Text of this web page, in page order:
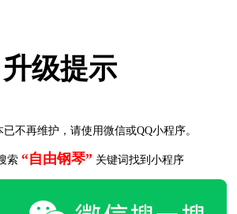
升级提示
不再维护，请使用微信或QQ小程序。
索 “自由钢琴” 关键词找到小程序